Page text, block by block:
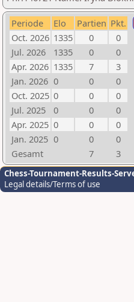
Periode Elo Partien Pkt.
Oct. 2026 1335 0
0
Jul. 2026
1335 0
0
Apr. 2026 1335 7
3
Jan. 2026 0 0
0
Oct. 2025 0 0
0
Jul. 2025
0 0
0
Apr. 2025 0 0
0
Jan. 2025 0 0
0
Gesamt
7 3
Chess-Tournament-Results-
Legal details/Terms of use